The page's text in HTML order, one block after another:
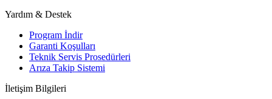
Yardım & Destek
Program İndir
Garanti Koşulları
Teknik Servis Prosedürleri
Arıza Takip Sistemi
İletişim Bilgileri